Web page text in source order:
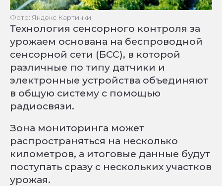
Фото: Яндекс Картинки
Технология сенсорного контроля за
урожаем основана на беспроводной
сенсорной сети (БСС), в которой
различные по типу датчики и
электронные устройства объединяют
в общую систему с помощью
радиосвязи.
Зона мониторинга может
распространяться на несколько
километров, а итоговые данные будут
поступать сразу с нескольких участков
урожая.